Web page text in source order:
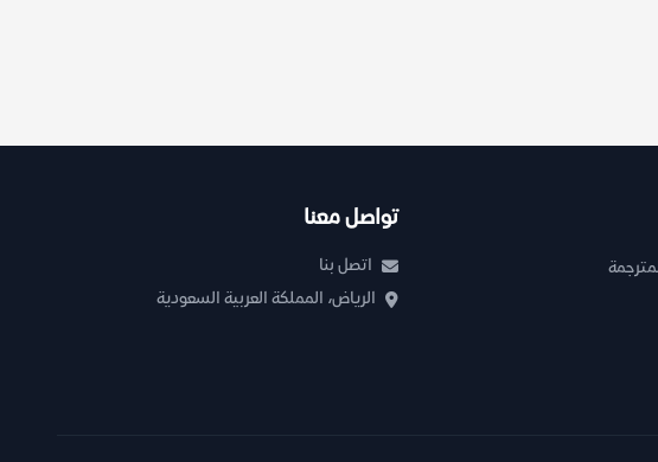
تواصل معنا
اتصل بنا
الرياض، المملكة العربية السعودية